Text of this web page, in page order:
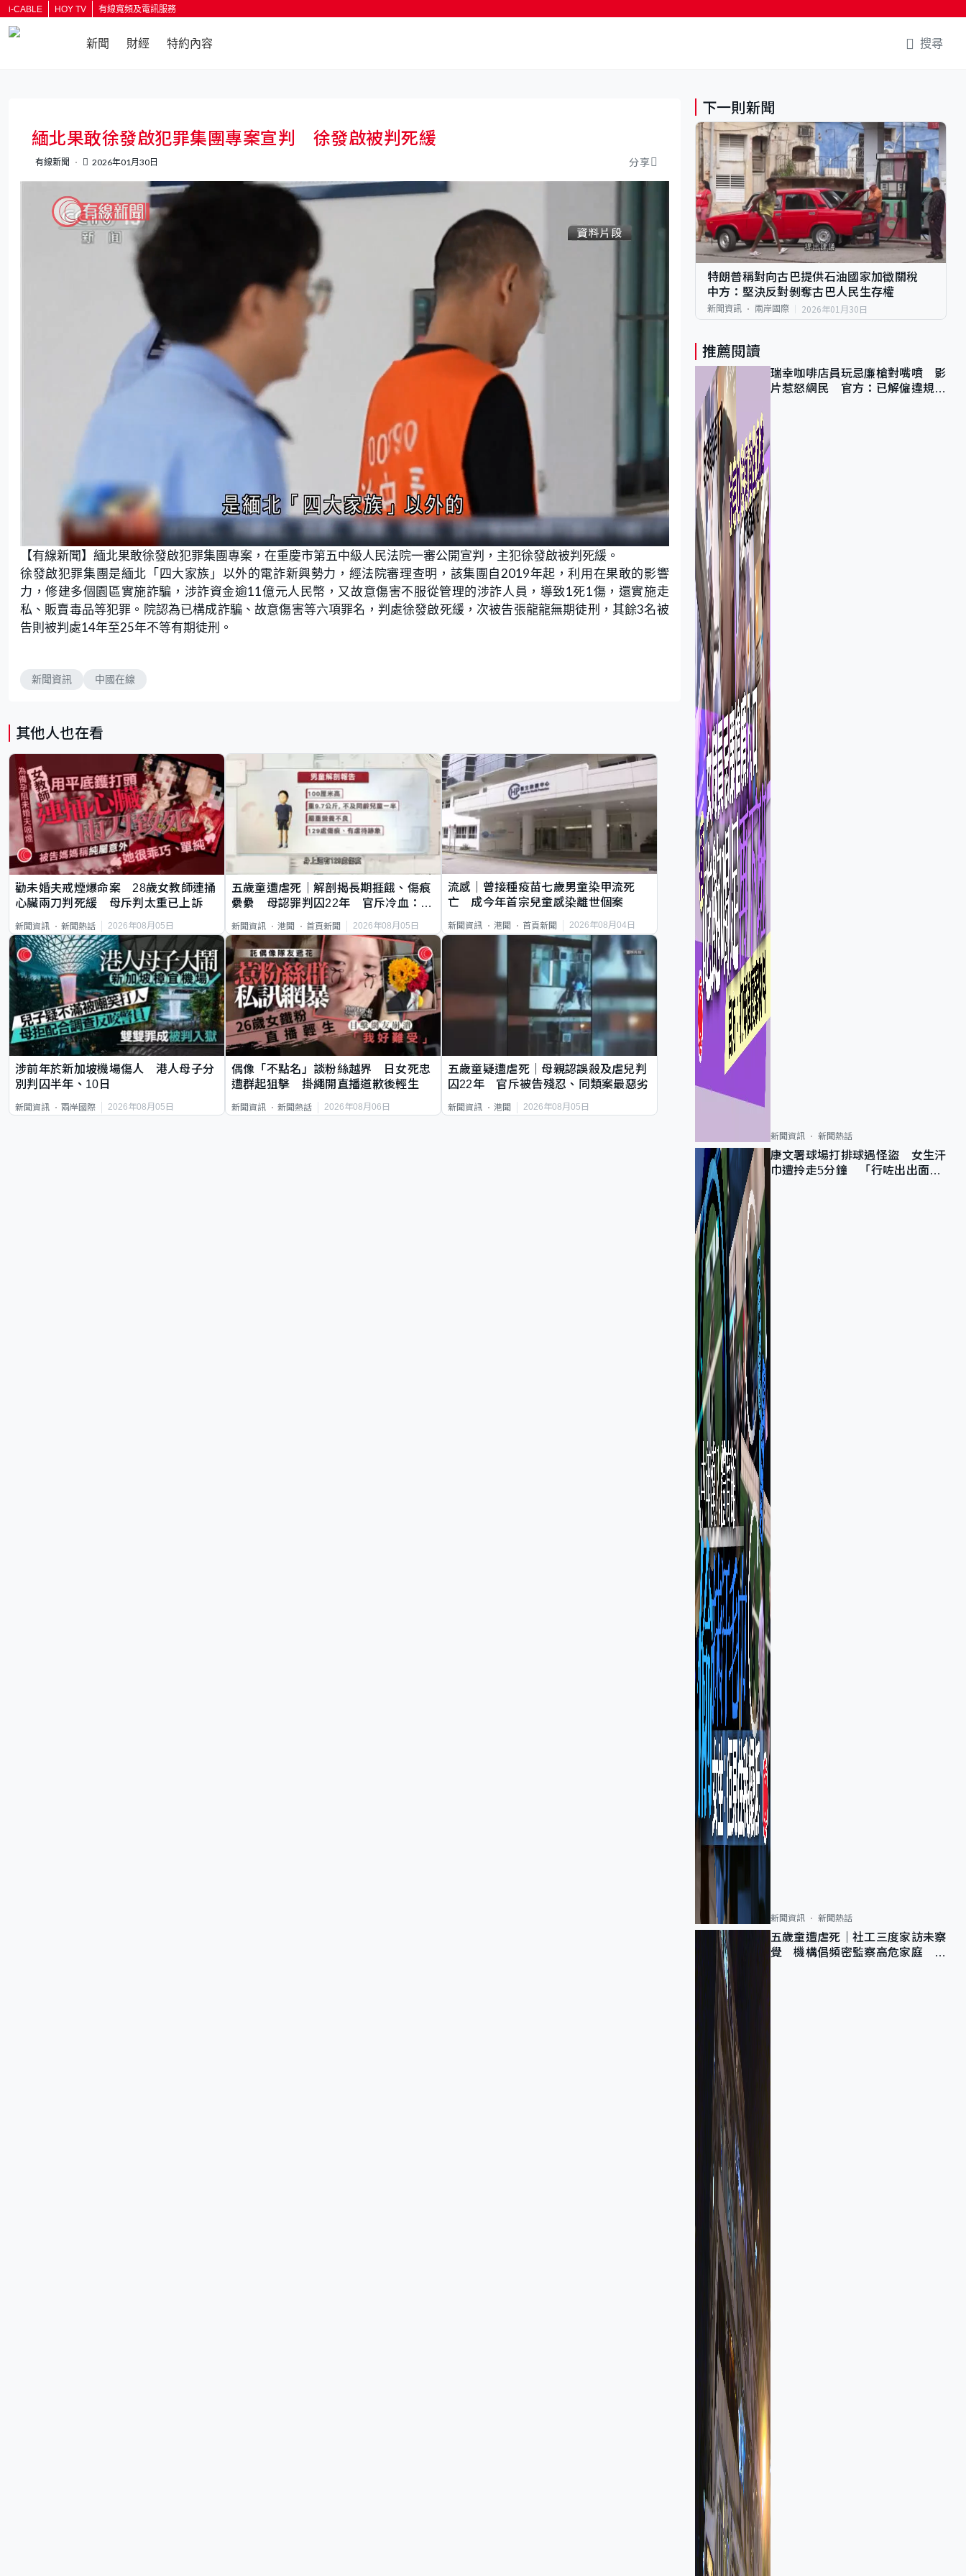
i-CABLE HOY TV 有線寬頻及電訊服務
新聞 財經 特約內容 搜尋
緬北果敢徐發啟犯罪集團專案宣判 徐發啟被判死緩
有線新聞 2026年01月30日 分享
n
m
u
t
e
L
a
d
e
d
:
4
6
.
5
5
%
【有線新聞】緬北果敢徐發啟犯罪集團專案，在重慶市第五中級人民法院一審公開宣判，主犯徐發啟被判死緩。
徐發啟犯罪集團是緬北「四大家族」以外的電詐新興勢力，經法院審理查明，該集團自2019年起，利用在果敢的影響
力，修建多個園區實施詐騙，涉詐資金逾11億元人民幣，又故意傷害不服從管理的涉詐人員，導致1死1傷，還實施走
私、販賣毒品等犯罪。院認為已構成詐騙、故意傷害等六項罪名，判處徐發啟死緩，次被告張龍龍無期徒刑，其餘3名被
告則被判處14年至25年不等有期徒刑。
新聞資訊 中國在線
其他人也在看
勸未婚夫戒煙爆命案 28歲女教師連捅
心臟兩刀判死緩 母斥判太重已上訴
新聞資訊 新聞熱話 2026年08月05日
五歲童遭虐死｜解剖揭長期捱餓、傷痕
纍纍 母認罪判囚22年 官斥冷血：同
新聞資訊 港聞 首頁新聞 2026年08月05日
流感｜曾接種疫苗七歲男童染甲流死
亡 成今年首宗兒童感染離世個案
新聞資訊 港聞 首頁新聞 2026年08月04日
涉前年於新加坡機場傷人 港人母子分
別判囚半年、10日
新聞資訊 兩岸國際 2026年08月05日
偶像「不點名」談粉絲越界 日女死忠
遭群起狙擊 掛繩開直播道歉後輕生
新聞資訊 新聞熱話 2026年08月06日
五歲童疑遭虐死｜母親認誤殺及虐兒判
囚22年 官斥被告殘忍、同類案最惡劣
新聞資訊 港聞 2026年08月05日
下一則新聞
特朗普稱對向古巴提供石油國家加徵關稅
中方：堅決反對剝奪古巴人民生存權
新聞資訊 兩岸國際 2026年01月30日
推薦閱讀
瑞幸咖啡店員玩忌廉槍對嘴噴 影
片惹怒網民 官方：已解僱違規員
新聞資訊 新聞熱話
康文署球場打排球遇怪盜 女生汗
巾遭拎走5分鐘 「行咗出出面唔
新聞資訊 新聞熱話
五歲童遭虐死｜社工三度家訪未察
覺 機構倡頻密監察高危家庭 管